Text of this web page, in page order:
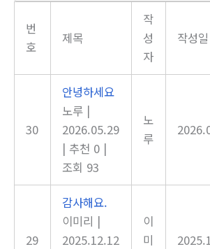
번
호
제목
작
성
자
작성일
30
안녕하세요
노루 |
2026.05.29
| 추천 0 |
조회 93
노
루
29
감사해요.
이미리 |
2025.12.12
이
미